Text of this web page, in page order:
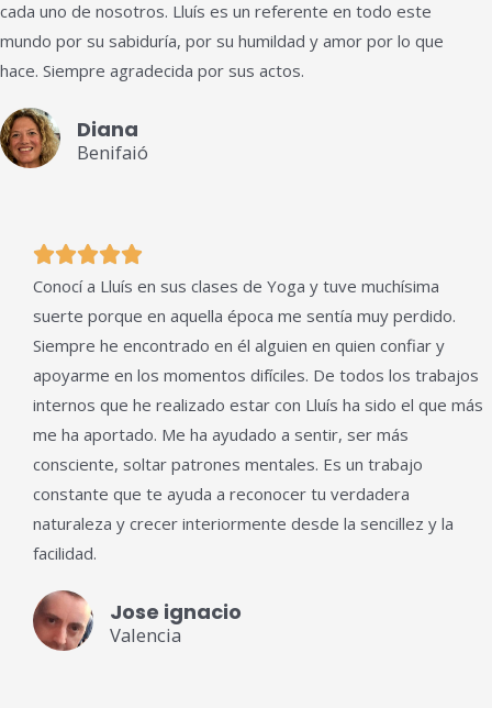
cada uno de nosotros. Lluís es un referente en todo este
mundo por su sabiduría, por su humildad y amor por lo que
hace. Siempre agradecida por sus actos.
Diana
Benifaió

con
5
de
Conocí a Lluís en sus clases de Yoga y tuve muchísima
suerte porque en aquella época me sentía muy perdido.
Siempre he encontrado en él alguien en quien confiar y
apoyarme en los momentos difíciles. De todos los trabajos
internos que he realizado estar con Lluís ha sido el que más
me ha aportado. Me ha ayudado a sentir, ser más
consciente, soltar patrones mentales. Es un trabajo
constante que te ayuda a reconocer tu verdadera
naturaleza y crecer interiormente desde la sencillez y la
facilidad.
Jose ignacio
Valencia